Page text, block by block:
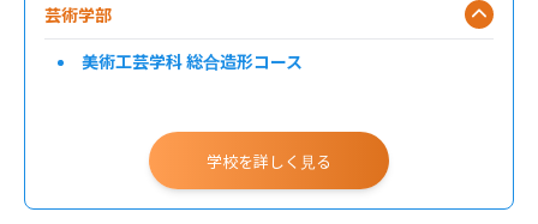
芸術学部
美術工芸学科 総合造形コース
学校を詳しく見る